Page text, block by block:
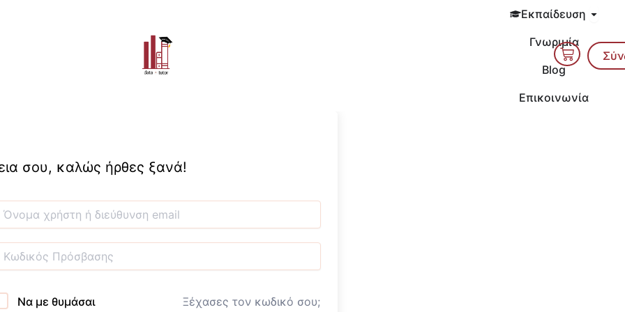
Εκπαίδευση Open
Γνωριμία
Blog
Επικοινωνία
Cart
σου, καλώς ήρθες ξανά!
Να με θυμάσαι Ξέχασες τον κωδικό σου;